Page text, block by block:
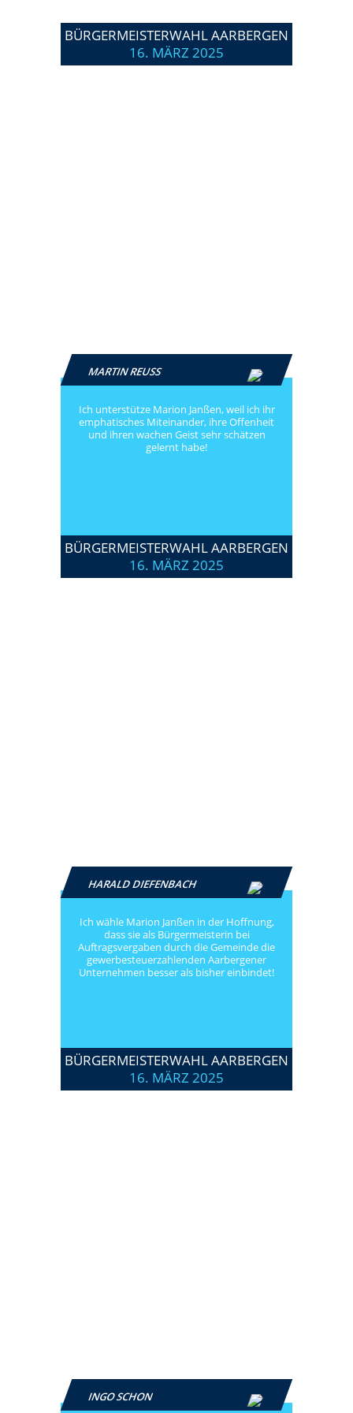
BÜRGERMEISTERWAHL AARBERGEN
16. MÄRZ 2025
MARTIN REUSS
Ich unterstütze Marion Janßen, weil ich ihr
emphatisches Miteinander, ihre Offenheit
und ihren wachen Geist sehr schätzen
gelernt habe!
BÜRGERMEISTERWAHL AARBERGEN
16. MÄRZ 2025
HARALD DIEFENBACH
Ich wähle Marion Janßen in der Hoffnung,
dass sie als Bürgermeisterin bei
Auftragsvergaben durch die Gemeinde die
gewerbesteuerzahlenden Aarbergener
Unternehmen besser als bisher einbindet!
BÜRGERMEISTERWAHL AARBERGEN
16. MÄRZ 2025
INGO SCHON